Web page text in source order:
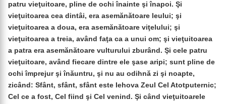
patru vieţuitoare, pline de ochi înainte şi înapoi. Şi
vieţuitoarea cea dintâi, era asemănătoare leului; şi
vieţuitoarea a doua, era asemănătoare viţelului; şi
vieţuitoarea a treia, având faţa ca a unui om; şi vieţuitoarea
a patra era asemănătoare vulturului zburând. Şi cele patru
vieţuitoare, având fiecare dintre ele şase aripi; sunt pline de
ochi împrejur şi înăuntru, şi nu au odihnă zi şi noapte,
zicând: Sfânt, sfânt, sfânt este Iehova Zeul Cel Atotputernic;
Cel ce a fost, Cel fiind şi Cel venind. Şi când vieţuitoarele